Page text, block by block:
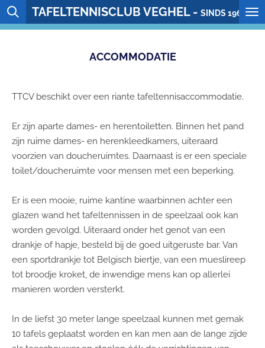
Ga
direct
TAFELTENNISCLUB VEGHEL - SINDS 1964
ACCOMMODATIE
TTCV beschikt over een riante tafeltennisaccommodatie.
Er zijn aparte dames- en herentoiletten. Binnen het pand
zijn ruime dames- en herenkleedkamers, uiteraard
voorzien van doucheruimtes. Daarnaast is er een speciale
toilet/doucheruimte voor mensen met een beperking.
Er is een mooie, ruime kantine waarbinnen achter een
glazen wand het tafeltennissen in de speelzaal ook kan
worden gevolgd. Uiteraard onder het genot van een
drankje of hapje, besteld bij de goed uitgeruste bar. Van
een sportdrankje tot Belgisch biertje, van een mueslireep
tot broodje kroket, de inwendige mens kan op allerlei
manieren worden versterkt.
In de liefst 30 meter lange speelzaal kunnen met gemak
10 tafels geplaatst worden en kan men aan de lange zijde